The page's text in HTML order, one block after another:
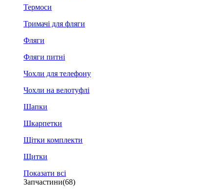
Термоси
Тримачі для фляги
Фляги
Фляги питні
Чохли для телефону
Чохли на велотуфлі
Шапки
Шкарпетки
Щітки комплекти
Щитки
Показати всі
Запчастини(68)